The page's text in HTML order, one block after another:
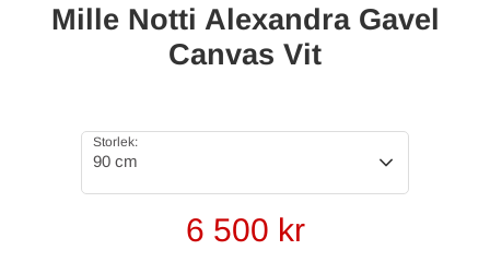
Mille Notti Alexandra Gavel
Canvas Vit
Storlek:
90 cm
6 500 kr